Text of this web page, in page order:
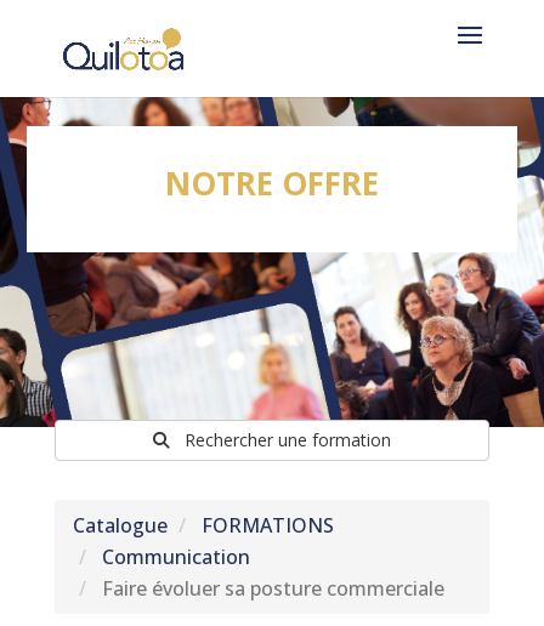
NOTRE OFFRE
Rechercher une formation
Catalogue
FORMATIONS
Communication
Faire évoluer sa posture commerciale